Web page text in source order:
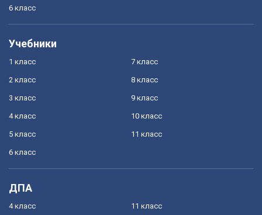
6 класс
Учебники
1 класс
2 класс
3 класс
4 класс
5 класс
6 класс
7 класс
8 класс
9 класс
10 класс
11 класс
ДПА
4 класс 11 класс